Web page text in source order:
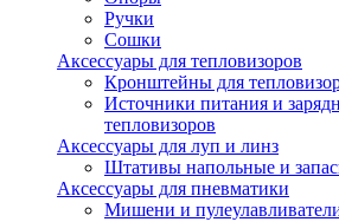
Ручки
Сошки
Аксессуары для тепловизоров
Кронштейны для
Источники питания и
тепловизоров
Аксессуары для луп и линз
Штативы напольные и
Аксессуары для пневматики
Мишени и